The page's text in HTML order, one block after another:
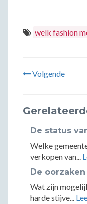
welk fashion
Volgende
De status
Welke
verkopen van...
De
Wat zijn
harde stijve...